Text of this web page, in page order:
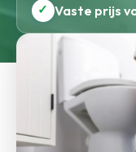
✓ Vaste prijs